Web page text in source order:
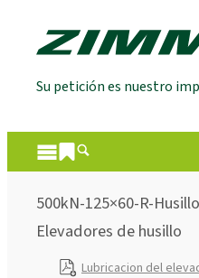
Su petición es nuestro
500kN-125×60-R-
Elevadores de husillo
Lubricacion del